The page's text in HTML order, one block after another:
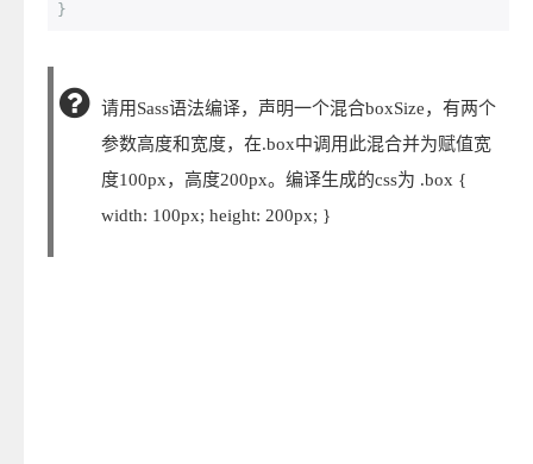
}
请用Sass语法编译，声明一个混合boxSize，有两个
参数高度和宽度，在.box中调用此混合并为赋值宽
度100px，高度200px。编译生成的css为 .box {
width: 100px; height: 200px; }